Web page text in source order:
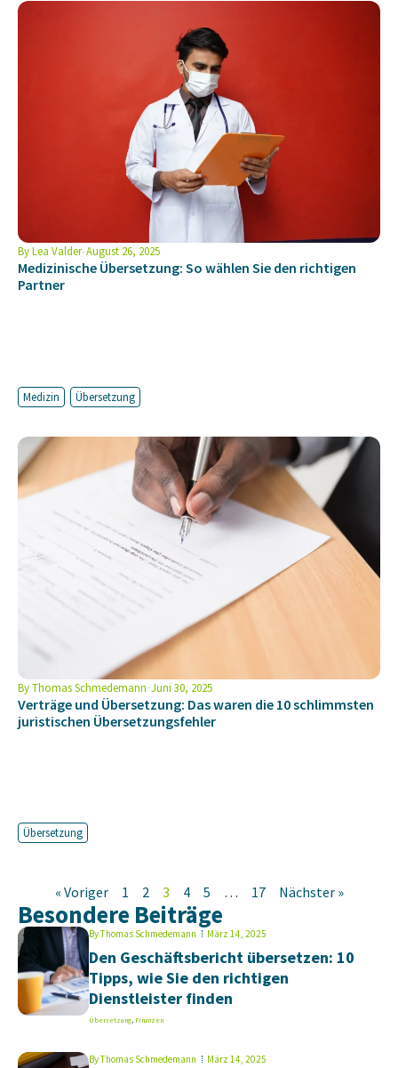
ByLea Valder August 26, 2025
Medizinische Übersetzung: So wählen Sie den richtigen
Partner
Medizin Übersetzung
ByThomas Schmedemann Juni 30, 2025
Verträge und Übersetzung: Das waren die 10 schlimmsten
juristischen Übersetzungsfehler
Übersetzung
« Voriger 1 2 3 4 5 … 17 Nächster »
Besondere Beiträge
ByThomas Schmedemann März 14, 2025
Den Geschäftsbericht übersetzen: 10
Tipps, wie Sie den richtigen
Dienstleister finden
Übersetzung, Finanzen
ByThomas Schmedemann März 14, 2025